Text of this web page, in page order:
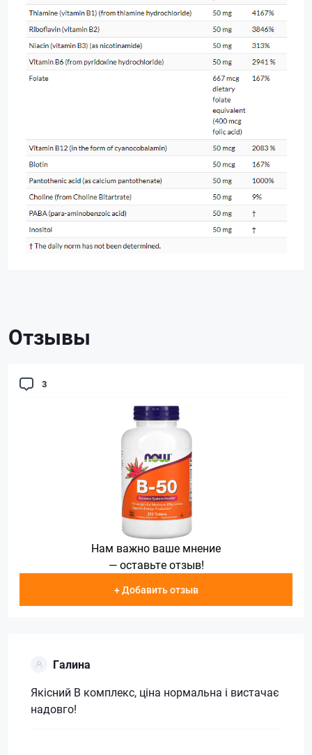
Отзывы
3
Нам важно ваше мнение
— оставьте отзыв!
+ Добавить отзыв
Галина
Якісний В комплекс, ціна нормальна і вистачає
надовго!